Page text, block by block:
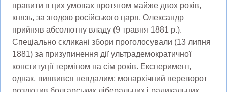
правити в цих умовах протягом майже двох років,
князь, за згодою російського царя, Олександр
прийняв абсолютну владу (9 травня 1881 р.).
Спеціально скликані збори проголосували (13 липня
1881) за призупинення дії ультрадемократичної
конституції терміном на сім років. Експеримент,
однак, виявився невдалим; монархічний переворот